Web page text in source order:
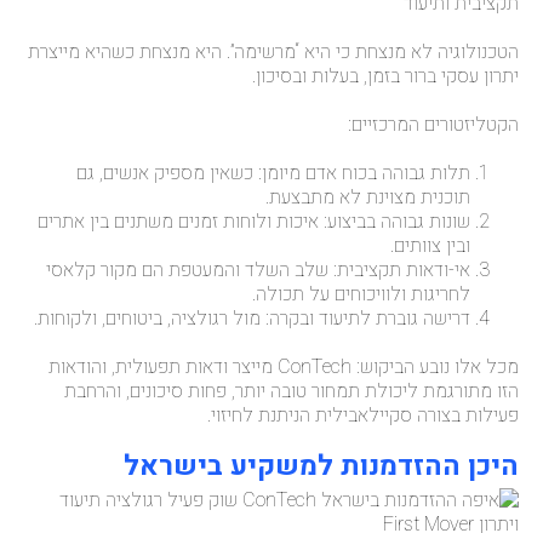
הטכנולוגיה לא מנצחת כי היא “מרשימה”. היא מנצחת כשהיא מייצרת
יתרון עסקי ברור בזמן, בעלות ובסיכון.
הקטליזטורים המרכזיים:
תלות גבוהה בכוח אדם מיומן: כשאין מספיק אנשים, גם
תוכנית מצוינת לא מתבצעת.
שונות גבוהה בביצוע: איכות ולוחות זמנים משתנים בין אתרים
ובין צוותים.
אי-ודאות תקציבית: שלב השלד והמעטפת הם מקור קלאסי
לחריגות ולוויכוחים על תכולה.
דרישה גוברת לתיעוד ובקרה: מול רגולציה, ביטוחים, ולקוחות.
מכל אלו נובע הביקוש: ConTech מייצר ודאות תפעולית, והודאות
הזו מתורגמת ליכולת תמחור טובה יותר, פחות סיכונים, והרחבת
פעילות בצורה סקיילאבילית הניתנת לחיזוי.
היכן ההזדמנות למשקיע בישראל